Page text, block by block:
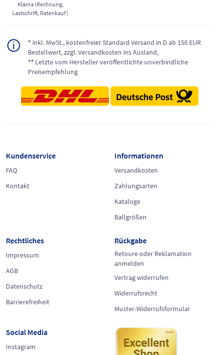
Klarna (Rechnung,
Lastschrift, Ratenkauf)
* inkl. MwSt., kostenfreier Standard Versand in D ab 150 EUR
Bestellwert, zzgl. Versandkosten ins Ausland,
** Letzte vom Hersteller veröffentlichte unverbindliche
Preisempfehlung
Kundenservice
FAQ
Kontakt
Informationen
Versandkosten
Zahlungsarten
Kataloge
Ballgrößen
Rechtliches
Impressum
AGB
Datenschutz
Barrierefreiheit
Rückgabe
Retoure oder Reklamation
anmelden
Vertrag widerrufen
Widerrufsrecht
Muster-Widerrufsformular
Social Media
Instagram